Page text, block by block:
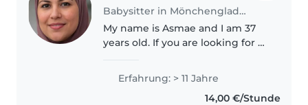
Babysitter in Mönchengladbach
My name is Asmae and I am 37
years old. If you are looking for a
like to know more about me, feel
free to contact me.
Erfahrung: > 11 Jahre
14,00 €/Stunde